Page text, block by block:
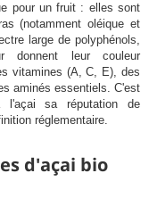
pour un fruit : elles sont
(notamment oléique et
large de polyphénols,
donnent leur couleur
vitamines (A, C, E), des
aminés essentiels. C'est
sa réputation de
réglementaire.
d'açai bio